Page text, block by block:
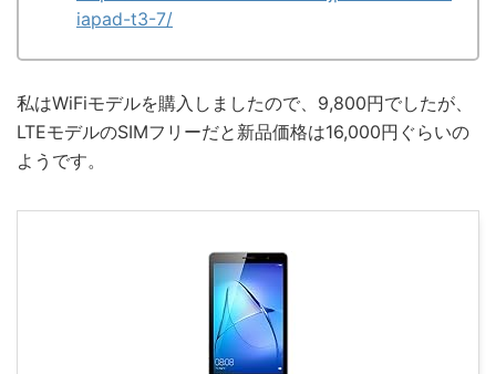
iapad-t3-7/
私はWiFiモデルを購入しましたので、9,800円でしたが、
LTEモデルのSIMフリーだと新品価格は16,000円ぐらいの
ようです。